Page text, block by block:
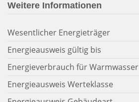
Weitere Informationen
Wesentlicher Energieträger
Energieausweis gültig bis
Energieverbrauch für Warmwasser
Energieausweis Werteklasse